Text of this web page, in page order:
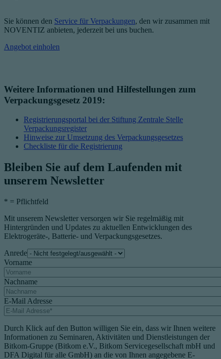
Sie können den Service für Verpackungen, den wir zusammen mit
NOVENTIZ anbieten, jederzeit bei uns buchen.
Angebot einholen
Weitere Informationen und Hilfestellungen zum
Verpackungsgesetz 2019:
Registrierungsportal bei der Stiftung Zentrale Stelle
Verpackungsregister
Hinweise zur Umsetzung des Verpackungsgesetzes
Checkliste für die Registrierung
Bleiben Sie auf dem Laufenden mit
unserem Newsletter
* = Pflichtfeld
Mit unserem Newsletter versorgen wir Sie regelmäßig mit
Hintergründen und Updates zu aktuellen Entwicklungen des
Elektrogeräte-, Batterie- und Verpackungsgesetzes.
Anrede
Vorname
Nachname
E-Mail Adresse
Durch Klick auf den Button willigen Sie ein, dass wir Ihnen weitere
Informationen zu Seminaren, Aktivitäten und Dienstleistungen der
Bitkom-Gruppe (Bitkom e.V., Bitkom Servicegesellschaft mbH und
DFA Digital für alle GmbH) an die von Ihnen angegebene E-